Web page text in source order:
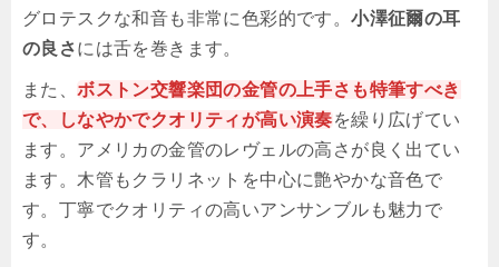
グロテスクな和音も非常に色彩的です。小澤征爾の耳
の良さには舌を巻きます。
また、ボストン交響楽団の金管の上手さも特筆すべき
で、しなやかでクオリティが高い演奏を繰り広げてい
ます。アメリカの金管のレヴェルの高さが良く出てい
ます。木管もクラリネットを中心に艶やかな音色で
す。丁寧でクオリティの高いアンサンブルも魅力で
す。